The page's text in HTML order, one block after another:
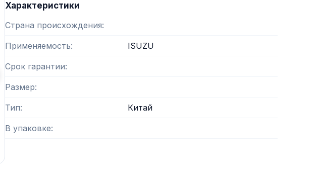
Характеристики
Страна происхождения
Применяемость ISUZU
Срок гарантии
Размер
Тип Китай
В упаковке